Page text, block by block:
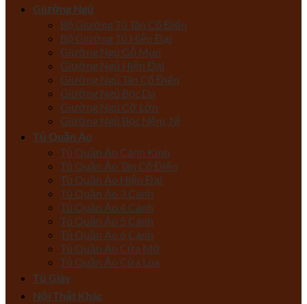
Giường Ngủ
Bộ Giường Tủ Tân Cổ Điển
Bộ Giường Tủ Hiện Đại
Giường Ngủ Gỗ Mun
Giường Ngủ Hiện Đại
Giường Ngủ Tân Cổ Điển
Giường Ngủ Bọc Da
Giường Ngủ Cỡ Lớn
Giường Ngủ Bọc Nệm, Nỉ
Tủ Quần Áo
Tủ Quần Áo Cánh Kính
Tủ Quần Áo Tân Cổ Điển
Tủ Quần Áo Hiện Đại
Tủ Quần Áo 3 Cánh
Tủ Quần Áo 4 Cánh
Tủ Quần Áo 5 Cánh
Tủ Quần Áo 6 Cánh
Tủ Quần Áo Cửa Mở
Tủ Quần Áo Cửa Lùa
Tủ Giày
Nội Thất Khác